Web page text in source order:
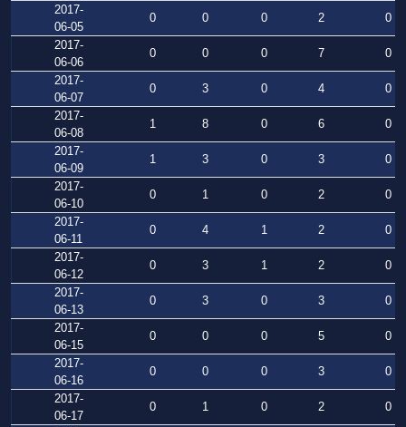
2017-
06-05
0 0 0 2
0
2017-
06-06
0 0 0 7
0
2017-
06-07
0 3 0 4
0
2017-
06-08
1 8 0 6
0
2017-
06-09
1 3 0 3
0
2017-
06-10
0 1 0 2
0
2017-
06-11
0 4 1 2
0
2017-
06-12
0 3 1 2
0
2017-
06-13
0 3 0 3
0
2017-
06-15
0 0 0 5
0
2017-
06-16
0 0 0 3
0
2017-
06-17
0 1 0 2
0